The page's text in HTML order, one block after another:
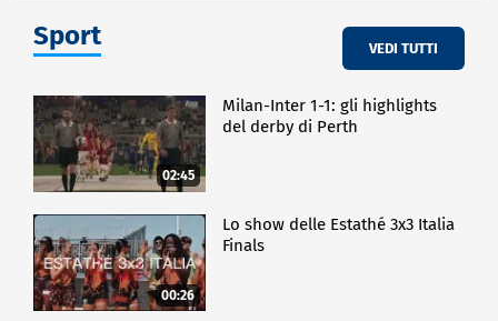
Sport VEDI TUTTI
02:45
Milan-Inter 1-1: gli highlights
del derby di Perth
00:26
Lo show delle Estathé 3x3 Italia
Finals